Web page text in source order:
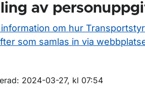
av
om hur
som samlas in via
2024-03-27, kl 07:54